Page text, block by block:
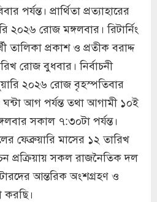
পর্যন্ত। প্রার্থিতা প্রত্যাহারের
২০২৬ রোজ মঙ্গলবার। রিটার্নিং
তালিকা প্রকাশ ও প্রতীক বরাদ্দ
রোজ বুধবার। নির্বাচনী
২০২৬ রোজ বৃহস্পতিবার
আগ পর্যন্ত তথা আগামী ১০ই
সকাল ৭:৩০টা পর্যন্ত।
ফেব্রুয়ারি মাসের ১২ তারিখ
প্রক্রিয়ায় সকল রাজনৈতিক দল
আন্তরিক অংশগ্রহণ ও
করছি।